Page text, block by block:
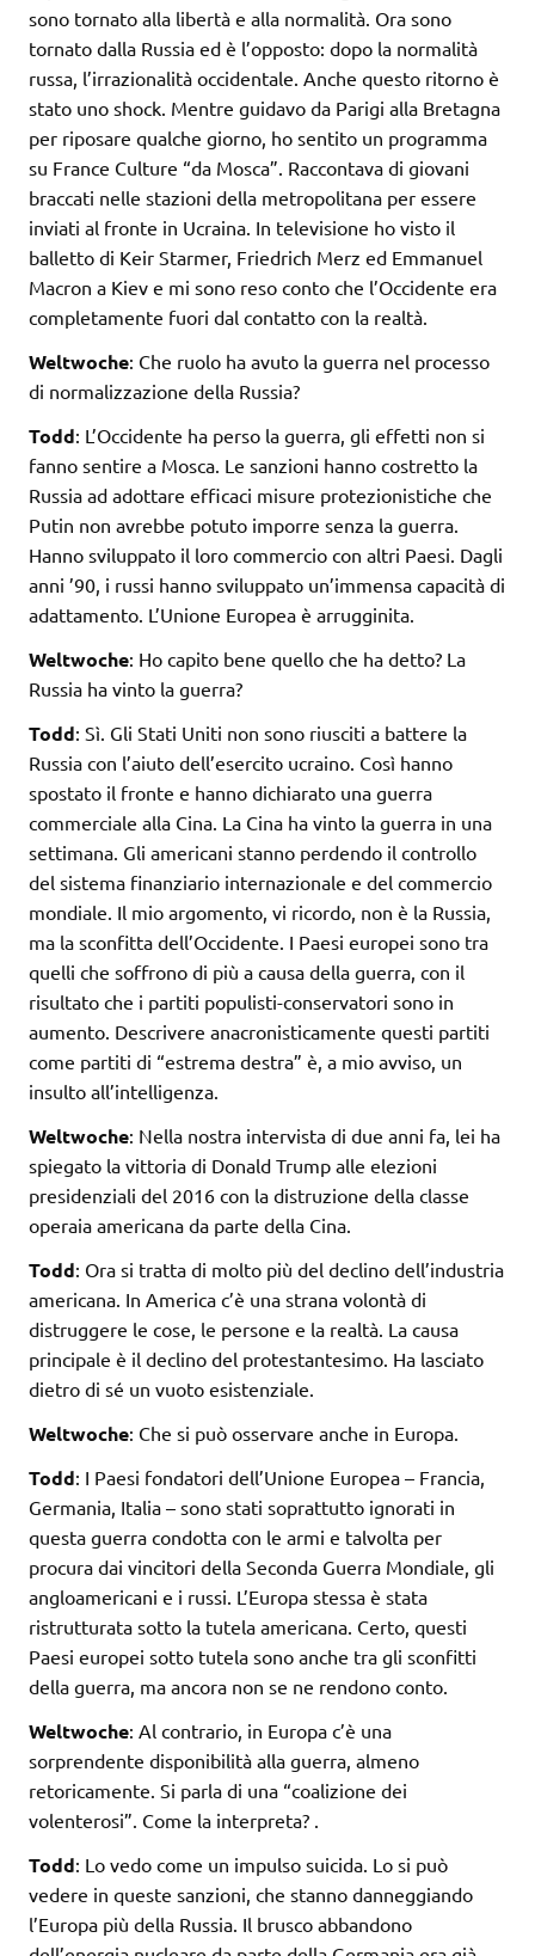
sono tornato alla libertà e alla normalità. Ora sono
tornato dalla Russia ed è l’opposto: dopo la normalità
russa, l’irrazionalità occidentale. Anche questo ritorno è
stato uno shock. Mentre guidavo da Parigi alla Bretagna
per riposare qualche giorno, ho sentito un programma
su France Culture “da Mosca”. Raccontava di giovani
braccati nelle stazioni della metropolitana per essere
inviati al fronte in Ucraina. In televisione ho visto il
balletto di Keir Starmer, Friedrich Merz ed Emmanuel
Macron a Kiev e mi sono reso conto che l’Occidente era
completamente fuori dal contatto con la realtà.
Weltwoche: Che ruolo ha avuto la guerra nel processo
di normalizzazione della Russia?
Todd: L’Occidente ha perso la guerra, gli effetti non si
fanno sentire a Mosca. Le sanzioni hanno costretto la
Russia ad adottare efficaci misure protezionistiche che
Putin non avrebbe potuto imporre senza la guerra.
Hanno sviluppato il loro commercio con altri Paesi. Dagli
anni ’90, i russi hanno sviluppato un’immensa capacità di
adattamento. L’Unione Europea è arrugginita.
Weltwoche: Ho capito bene quello che ha detto? La
Russia ha vinto la guerra?
Todd: Sì. Gli Stati Uniti non sono riusciti a battere la
Russia con l’aiuto dell’esercito ucraino. Così hanno
spostato il fronte e hanno dichiarato una guerra
commerciale alla Cina. La Cina ha vinto la guerra in una
settimana. Gli americani stanno perdendo il controllo
del sistema finanziario internazionale e del commercio
mondiale. Il mio argomento, vi ricordo, non è la Russia,
ma la sconfitta dell’Occidente. I Paesi europei sono tra
quelli che soffrono di più a causa della guerra, con il
risultato che i partiti populisti-conservatori sono in
aumento. Descrivere anacronisticamente questi partiti
come partiti di “estrema destra” è, a mio avviso, un
insulto all’intelligenza.
Weltwoche: Nella nostra intervista di due anni fa, lei ha
spiegato la vittoria di Donald Trump alle elezioni
presidenziali del 2016 con la distruzione della classe
operaia americana da parte della Cina.
Todd: Ora si tratta di molto più del declino dell’industria
americana. In America c’è una strana volontà di
distruggere le cose, le persone e la realtà. La causa
principale è il declino del protestantesimo. Ha lasciato
dietro di sé un vuoto esistenziale.
Weltwoche: Che si può osservare anche in Europa.
Todd: I Paesi fondatori dell’Unione Europea – Francia,
Germania, Italia – sono stati soprattutto ignorati in
questa guerra condotta con le armi e talvolta per
procura dai vincitori della Seconda Guerra Mondiale, gli
angloamericani e i russi. L’Europa stessa è stata
ristrutturata sotto la tutela americana. Certo, questi
Paesi europei sotto tutela sono anche tra gli sconfitti
della guerra, ma ancora non se ne rendono conto.
Weltwoche: Al contrario, in Europa c’è una
sorprendente disponibilità alla guerra, almeno
retoricamente. Si parla di una “coalizione dei
volenterosi”. Come la interpreta? .
Todd: Lo vedo come un impulso suicida. Lo si può
vedere in queste sanzioni, che stanno danneggiando
l’Europa più della Russia. Il brusco abbandono